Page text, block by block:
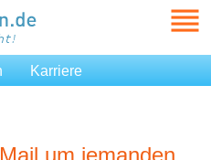
Karriere
um jemanden